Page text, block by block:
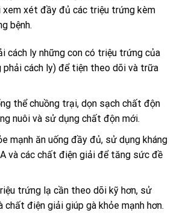
xem xét đầy đủ các triệu trứng kèm
bệnh.
cách ly những con có triệu trứng của
phải cách ly) để tiện theo dõi và trữa
thể chuồng trại, dọn sạch chất độn
nuôi và sử dụng chất độn mới.
mạnh ăn uống đầy đủ, sử dụng kháng
và các chất điện giải để tăng sức đề
trứng lạ cần theo dõi kỹ hơn, sử
chất điện giải giúp gà khỏe mạnh hơn.